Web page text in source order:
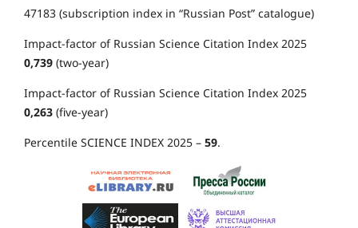
47183 (subscription index in “Russian Post” catalogue)
Impact-factor of Russian Science Citation Index 2025
0,739 (two-year)
Impact-factor of Russian Science Citation Index 2025
0,263 (five-year)
Percentile SCIENCE INDEX 2025 – 59.